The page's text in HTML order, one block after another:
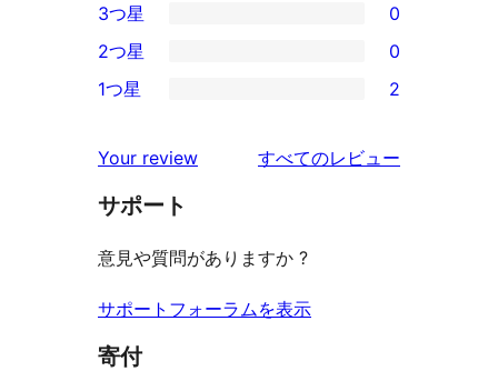
星
レ
ビ
ー
4-
星
レ
ュ
ー
0
3-
星
ビ
ュ
3つ星 0
2-
レ
ビ
ー
2つ星 0
星
レ
ュ
ー
1つ星 2
Your review すべてのレビュー
サポート
意見や質問がありますか ?
サポートフォーラムを表示
寄付